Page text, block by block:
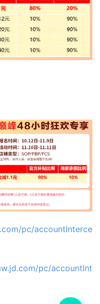
pc/accountInterce
pc/accountInt